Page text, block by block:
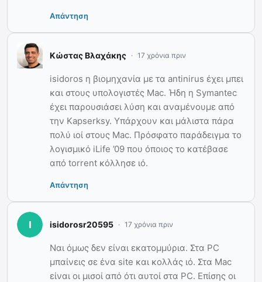
Απάντηση
Κώστας Βλαχάκης 17 χρόνια πριν
isidoros η βιομηχανία με τα antinirus έχει μπει
και στους υπολογιστές Mac. Ήδη η Symantec
έχει παρουσιάσει λύση και αναμένουμε από
την Kapserksy. Υπάρχουν και μάλιστα πάρα
πολύ ιοί στους Mac. Πρόσφατο παράδειγμα το
λογισμικό iLife ’09 που όποιος το κατέβασε
από torrent κόλλησε ιό.
Απάντηση
isidorosr20595 17 χρόνια πριν
Ναι όμως δεν είναι εκατομμύρια. Στα PC
μπαίνεις σε ένα site και κολλάς ιό. Στα Mac
είναι οι μισοί από ότι αυτοί στα PC. Επίσης οι